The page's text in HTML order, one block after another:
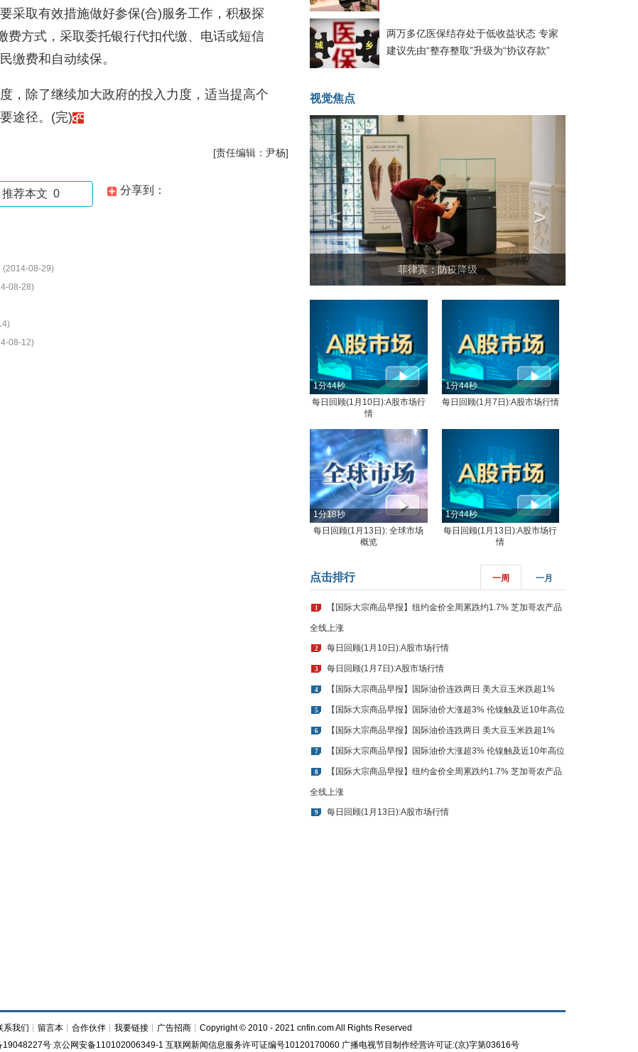
采取有效措施做好参保(合)服务工作，积极探
费方式，采取委托银行代扣代缴、电话或短信
缴费和自动续保。
，除了继续加大政府的投入力度，适当提高个
途径。(完)
[责任编辑：尹杨]
分享到：
推荐本文 0
(2014-08-29)
08-28)
08-12)
两万多亿医保结存处于低收益状态 专家
建议先由“整存整取”升级为“协议存款”
视觉焦点
菲律宾：防疫降级
< >
1分44秒
每日回顾(1月10日):A股市场行
情
1分44秒
每日回顾(1月7日):A股市场行情
1分18秒
每日回顾(1月13日): 全球市场
概览
1分44秒
每日回顾(1月13日):A股市场行
情
点击排行 一周 一月
1 【国际大宗商品早报】纽约金价全周累跌约1.7% 芝加哥农产品
全线上涨
2 每日回顾(1月10日):A股市场行情
3 每日回顾(1月7日):A股市场行情
4 【国际大宗商品早报】国际油价连跌两日 美大豆玉米跌超1%
5 【国际大宗商品早报】国际油价大涨超3% 伦镍触及近10年高位
6 【国际大宗商品早报】国际油价连跌两日 美大豆玉米跌超1%
7 【国际大宗商品早报】国际油价大涨超3% 伦镍触及近10年高位
8 【国际大宗商品早报】纽约金价全周累跌约1.7% 芝加哥农产品
全线上涨
9 每日回顾(1月13日):A股市场行情
系我们 ┊ 留言本┊ 合作伙伴┊ 我要链接┊ 广告招商┊Copyright © 2010 - 2021 cnfin.com All Rights Reserved
19048227号 京公网安备110102006349-1 互联网新闻信息服务许可证编号10120170060 广播电视节目制作经营许可证:(京)字第03616号